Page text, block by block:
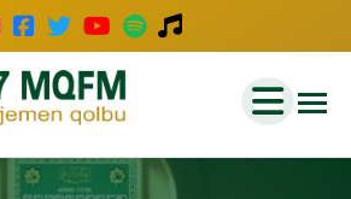
MQFM
Bandung
Indonesia